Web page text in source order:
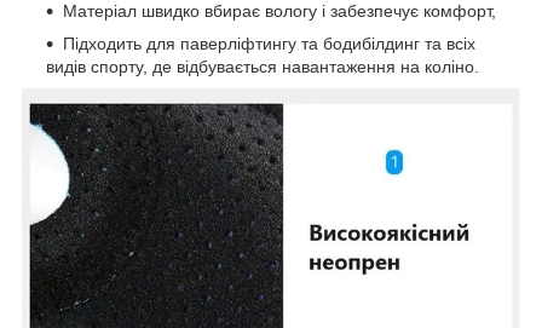
Матеріал швидко вбирає вологу і забезпечує комфорт,
Підходить для паверліфтингу та бодибілдинг та всіх
видів спорту, де відбувається навантаження на коліно.